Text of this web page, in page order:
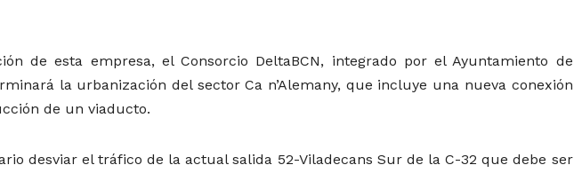
de esta empresa, el Consorcio DeltaBCN, integrado por el Ayuntamiento de
la urbanización del sector Ca n’Alemany, que incluye una nueva conexión
de un viaducto.
desviar el tráfico de la actual salida 52-Viladecans Sur de la C-32 que debe ser